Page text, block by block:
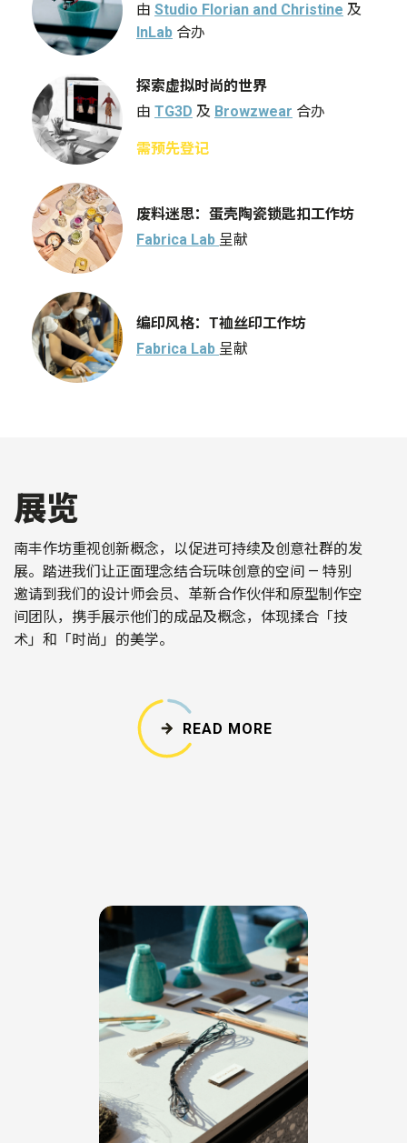
由 Studio Florian and Christine 及
InLab 合办
探索虚拟时尚的世界
由 TG3D 及 Browzwear 合办
需预先登记
废料迷思：蛋壳陶瓷锁匙扣工作坊
Fabrica Lab 呈献
编印风格：T裇丝印工作坊
Fabrica Lab 呈献
展览
南丰作坊重视创新概念，以促进可持续及创意社群的发
展。踏进我们让正面理念结合玩味创意的空间 — 特别
邀请到我们的设计师会员、革新合作伙伴和原型制作空
间团队，携手展示他们的成品及概念，体现揉合「技
术」和「时尚」的美学。
READ MORE